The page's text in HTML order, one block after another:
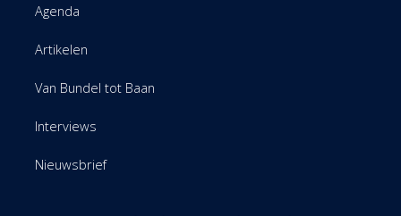
Agenda
Artikelen
Van Bundel tot Baan
Interviews
Nieuwsbrief